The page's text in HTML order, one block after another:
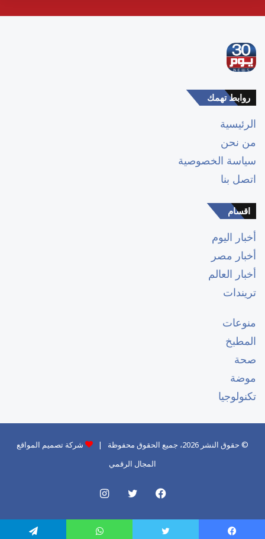
روابط تهمك
الرئيسية
من نحن
سياسة الخصوصية
اتصل بنا
اقسام
أخبار اليوم
أخبار مصر
أخبار العالم
تريندات
منوعات
المطبخ
صحة
موضة
تكنولوجيا
© حقوق النشر 2026، جميع الحقوق محفوظة |
شركة تصميم المواقع
المجال الرقمي
فيسبوكتويتر انستقرام